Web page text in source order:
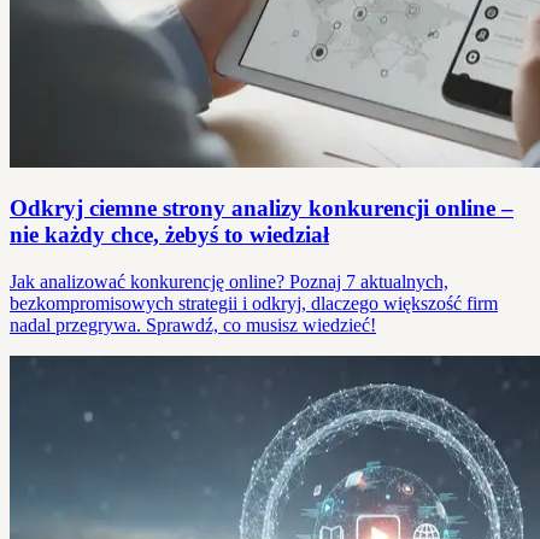
Odkryj ciemne strony analizy konkurencji online –
nie każdy chce, żebyś to wiedział
Jak analizować konkurencję online? Poznaj 7 aktualnych,
bezkompromisowych strategii i odkryj, dlaczego większość firm
nadal przegrywa. Sprawdź, co musisz wiedzieć!